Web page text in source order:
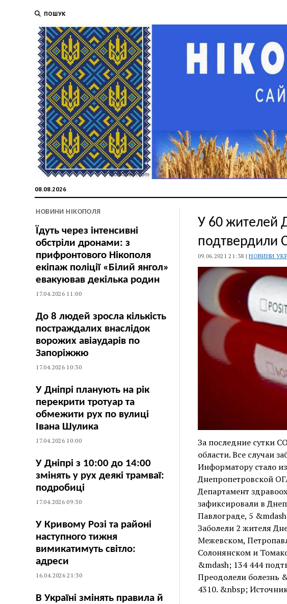
ПОШУК
08.08.2026
НОВИНИ НІКОПОЛЯ
Їдуть через інтенсивні
обстріли дронами: з
прифронтового Нікополя
екіпаж поліції «Білий янгол»
евакуював декілька родин
17.04.2026 11:00
До 8 людей зросла кількість
постраждалих внаслідок
ворожих авіаударів по
Запоріжжю
17.04.2026 10:30
У Дніпрі планують на рік
перекрити тротуар та
обмежити рух по вулиці
Івана Шулика
17.04.2026 10:00
У Дніпрі з 10:00 до 14:00
змінять у рух деякі трамваї:
подробиці
17.04.2026 09:30
У Кривому Розі та районі
наступного тижня
вимикатимуть світло:
адреси
16.04.2026 21:30
В Україні змінять правила й
У 60 жителей
подтвердили
09.06.2021 21:38 |НОВИНИ
За последние сутки
области. Все случаи
Информатору стало
Днепропетровской
Департамент
зафиксировали в
Павлограде, 5
Заболели 2 жителя
Межевском,
Солонянском и
&mdash; 134 444
Преодолели болезнь
4310. &nbsp;